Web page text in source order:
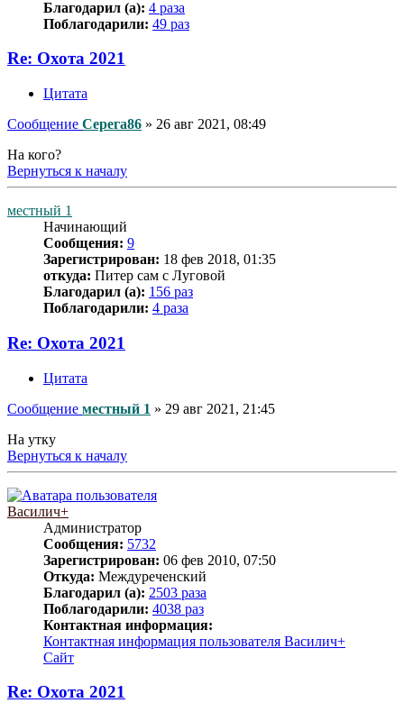
Благодарил (а): 4 раза
Поблагодарили: 49 раз
Re: Охота 2021
Цитата
Сообщение Серега86 » 26 авг 2021, 08:49
На кого?
Вернуться к началу
местный 1
Начинающий
Сообщения: 9
Зарегистрирован: 18 фев 2018, 01:35
откуда: Питер сам с Луговой
Благодарил (а): 156 раз
Поблагодарили: 4 раза
Re: Охота 2021
Цитата
Сообщение местный 1 » 29 авг 2021, 21:45
На утку
Вернуться к началу
Василич+
Администратор
Сообщения: 5732
Зарегистрирован: 06 фев 2010, 07:50
Откуда: Междуреченский
Благодарил (а): 2503 раза
Поблагодарили: 4038 раз
Контактная информация:
Контактная информация пользователя Василич+
Сайт
Re: Охота 2021